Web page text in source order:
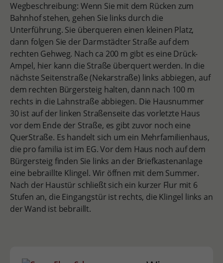
Wegbeschreibung: Wenn Sie mit dem Rücken zum
Bahnhof stehen, gehen Sie links durch die
Unterführung. Sie überqueren einen kleinen Platz,
dann folgen Sie der Darmstädter Straße auf dem
rechten Gehweg. Nach ca 200 m gibt es eine Drück-
Ampel, hier kann die Straße überquert werden. In die
nächste Seitenstraße (Nekarstraße) links abbiegen, auf
dem rechten Bürgersteig halten, dann nach 100 m
rechts in die Lahnstraße abbiegen. Die Hausnummer
30 ist auf der linken Straßenseite das vorletzte Haus
vor dem Ende der Straße, es gibt zuvor noch eine
QuerStraße. Es handelt sich um ein Mehrfamilienhaus,
die pro familia ist im EG. Vor dem Haus noch auf dem
Bürgersteig finden Sie links an der Briefkastenanlage
eine bebraillte Klingel. Wir öffnen mit dem Summer.
Nach der Haustür schließt sich ein kurzer Flur mit 6
Stufen an, die Eingangstür ist rechts, die Klingel links an
der Wand ist bebraillt.